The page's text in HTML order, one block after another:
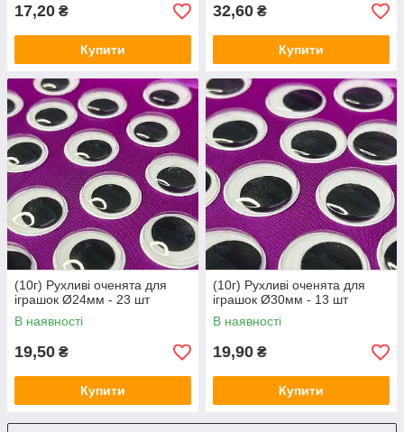
17,20 ₴
Купити
32,60 ₴
Купити
(10г) Рухливі оченята для
іграшок Ø24мм - 23 шт
В наявності
19,50 ₴
Купити
(10г) Рухливі оченята для
іграшок Ø30мм - 13 шт
В наявності
19,90 ₴
Купити